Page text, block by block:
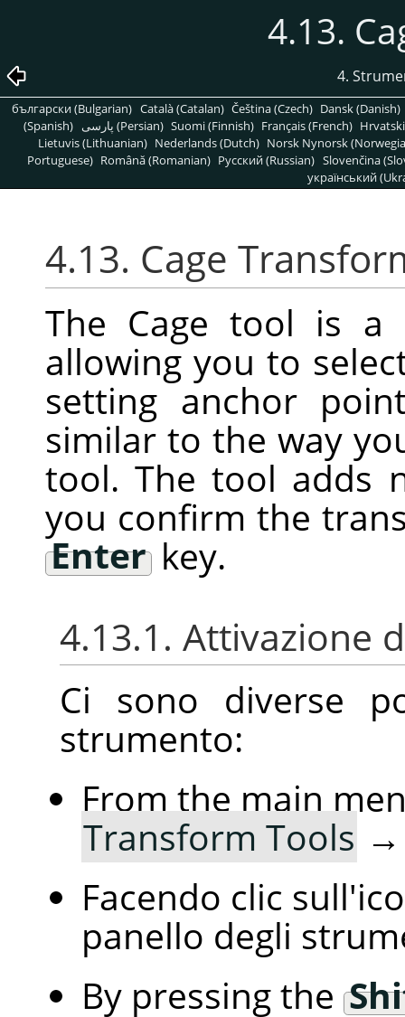
4.13.
4.
български (Bulgarian) Català (Catalan) Čeština (Czech) Dansk (Danish)
(Spanish)
پارسی (Persian) Suomi (Finnish) Français (French)
Lietuvis (Lithuanian) Nederlands (Dutch) Norsk Nynorsk
Portuguese) Română (Romanian) Pусский (Russian) Slovenčina
український
4.13. Cage
The Cage tool is a
allowing you to
setting anchor
similar to the way
tool. The tool adds
you confirm the
Enterkey.
4.13.1. Attivazione
Ci sono diverse
strumento:
From the main
Transform Tools
Facendo clic
panello degli
By pressing the